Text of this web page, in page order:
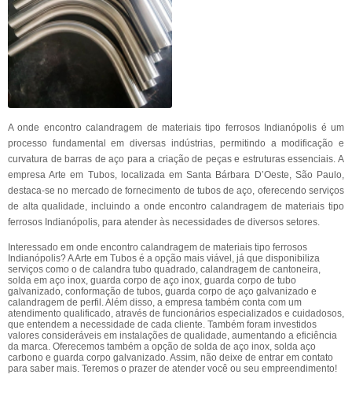
A onde encontro calandragem de materiais tipo ferrosos Indianópolis é um
processo fundamental em diversas indústrias, permitindo a modificação e
curvatura de barras de aço para a criação de peças e estruturas essenciais. A
empresa Arte em Tubos, localizada em Santa Bárbara D’Oeste, São Paulo,
destaca-se no mercado de fornecimento de tubos de aço, oferecendo serviços
de alta qualidade, incluindo a onde encontro calandragem de materiais tipo
ferrosos Indianópolis, para atender às necessidades de diversos setores.
Interessado em onde encontro calandragem de materiais tipo ferrosos
Indianópolis? A Arte em Tubos é a opção mais viável, já que disponibiliza
serviços como o de calandra tubo quadrado, calandragem de cantoneira,
solda em aço inox, guarda corpo de aço inox, guarda corpo de tubo
galvanizado, conformação de tubos, guarda corpo de aço galvanizado e
calandragem de perfil. Além disso, a empresa também conta com um
atendimento qualificado, através de funcionários especializados e cuidadosos,
que entendem a necessidade de cada cliente. Também foram investidos
valores consideráveis em instalações de qualidade, aumentando a eficiência
da marca. Oferecemos também a opção de solda de aço inox, solda aço
carbono e guarda corpo galvanizado. Assim, não deixe de entrar em contato
para saber mais. Teremos o prazer de atender você ou seu empreendimento!